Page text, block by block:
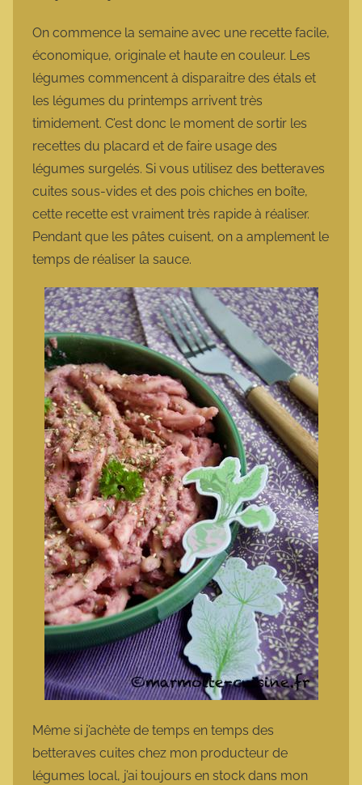
o
t
t
e
On commence la semaine avec une recette facile,
économique, originale et haute en couleur. Les
légumes commencent à disparaitre des étals et
les légumes du printemps arrivent très
timidement. C’est donc le moment de sortir les
recettes du placard et de faire usage des
légumes surgelés. Si vous utilisez des betteraves
cuites sous-vides et des pois chiches en boîte,
cette recette est vraiment très rapide à réaliser.
Pendant que les pâtes cuisent, on a amplement le
temps de réaliser la sauce.
Même si j’achète de temps en temps des
betteraves cuites chez mon producteur de
légumes local, j’ai toujours en stock dans mon